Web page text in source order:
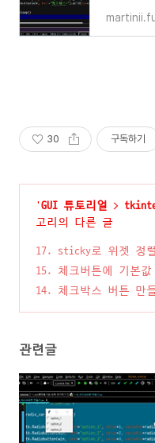
30 구독하기
'GUI 튜토리얼 >
고리의 다른 글
17. sticky로 위젯 정렬
15. 체크버튼에 기본
태)
(0)
14. 체크박스 버튼 만들
관련글